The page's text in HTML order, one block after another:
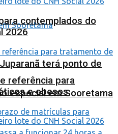
terá ponto de
especial em Sooretama
contemplados do
2026
referência para
e obesos